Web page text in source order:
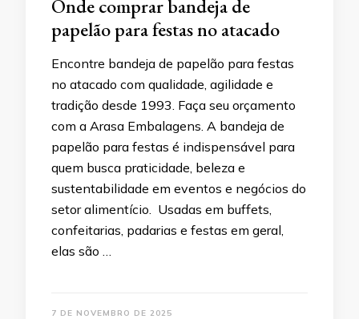
Onde comprar bandeja de
papelão para festas no atacado
Encontre bandeja de papelão para festas
no atacado com qualidade, agilidade e
tradição desde 1993. Faça seu orçamento
com a Arasa Embalagens. A bandeja de
papelão para festas é indispensável para
quem busca praticidade, beleza e
sustentabilidade em eventos e negócios do
setor alimentício. Usadas em buffets,
confeitarias, padarias e festas em geral,
elas são …
7 DE NOVEMBRO DE 2025